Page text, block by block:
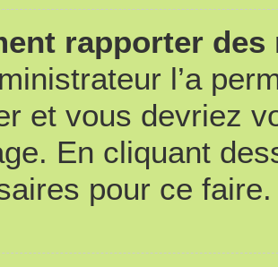
rapporter
l’a
et vous devriez
En cliquant
pour ce faire.